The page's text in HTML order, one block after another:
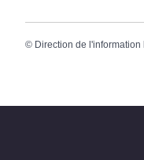
© Direction de